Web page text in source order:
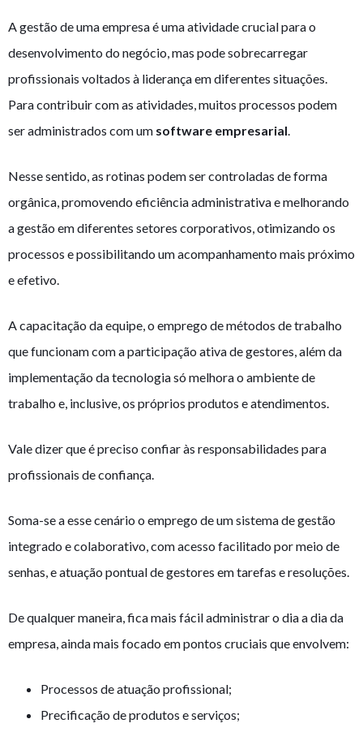
A gestão de uma empresa é uma atividade crucial para o
desenvolvimento do negócio, mas pode sobrecarregar
profissionais voltados à liderança em diferentes situações.
Para contribuir com as atividades, muitos processos podem
ser administrados com um software empresarial.
Nesse sentido, as rotinas podem ser controladas de forma
orgânica, promovendo eficiência administrativa e melhorando
a gestão em diferentes setores corporativos, otimizando os
processos e possibilitando um acompanhamento mais próximo
e efetivo.
A capacitação da equipe, o emprego de métodos de trabalho
que funcionam com a participação ativa de gestores, além da
implementação da tecnologia só melhora o ambiente de
trabalho e, inclusive, os próprios produtos e atendimentos.
Vale dizer que é preciso confiar às responsabilidades para
profissionais de confiança.
Soma-se a esse cenário o emprego de um sistema de gestão
integrado e colaborativo, com acesso facilitado por meio de
senhas, e atuação pontual de gestores em tarefas e resoluções.
De qualquer maneira, fica mais fácil administrar o dia a dia da
empresa, ainda mais focado em pontos cruciais que envolvem:
Processos de atuação profissional;
Precificação de produtos e serviços;